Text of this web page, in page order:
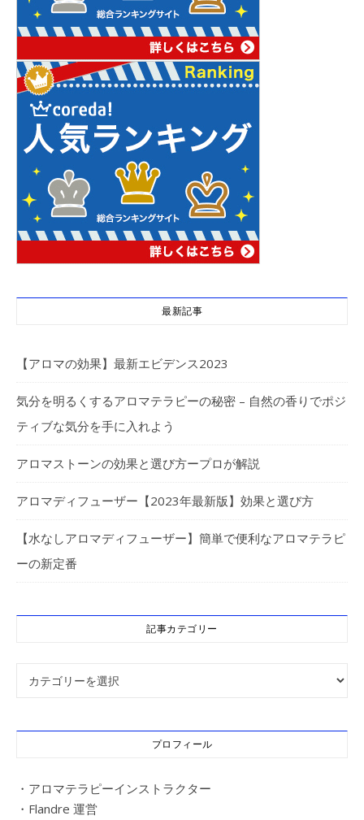
最新記事
【アロマの効果】最新エビデンス2023
気分を明るくするアロマテラピーの秘密 – 自然の香りでポジ
ティブな気分を手に入れよう
アロマストーンの効果と選び方ープロが解説
アロマディフューザー【2023年最新版】効果と選び方
【水なしアロマディフューザー】簡単で便利なアロマテラピ
ーの新定番
記事カテゴリー
記事カテゴリー
プロフィール
・アロマテラピーインストラクター
・Flandre 運営